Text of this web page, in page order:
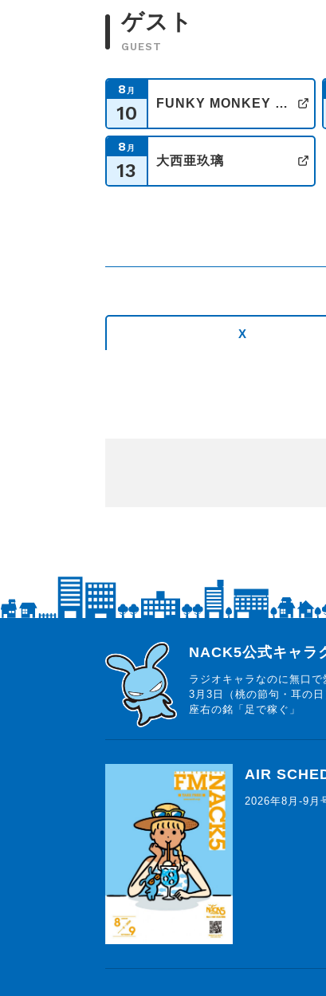
ゲスト
GUEST
8 月
10
FUNKY MONKEY BΛBY'S
8 月
13
大西亜玖璃
X
らじっと君
NACK5公式キャラ
ラジオキャラなのに無口
3月3日（桃の節句・耳の
座右の銘「足で稼ぐ」
AIR
2026年8月-9月